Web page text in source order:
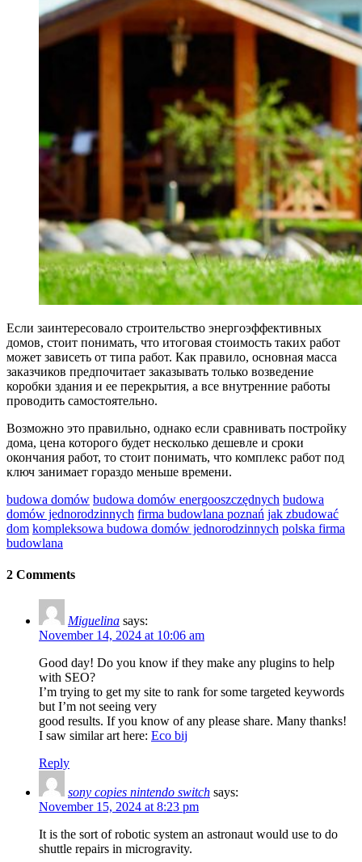
Если заинтересовало строительство энергоэффективных
домов, стоит понимать, что итоговая стоимость таких работ
может зависеть от типа работ. Как правило, основная масса
заказчиков предпочитает заказывать только возведение
коробки здания и ее перекрытия, а все внутренние работы
проводить самостоятельно.
Возможно это правильно, однако если сравнивать постройку
дома, цена которого будет несколько дешевле и сроки
окончания работ, то стоит понимать, что комплекс работ под
ключ занимает гораздо меньше времени.
budowa domów budowa domów energooszczędnych budowa
domów jednorodzinnych firma budowlana poznań jak zbudować
dom kompleksowa budowa domów jednorodzinnych polska firma
budowlana
2 Comments
Miguelina says:
November 14, 2024 at 10:06 am
Good day! Do you know if they make any plugins to help
with SEO?
I’m trying to get my site to rank for some targeted keywords
but I’m not seeing very
good results. If you know of any please share. Many thanks!
I saw similar art here: Eco bij
Reply
sony copies nintendo switch says:
November 15, 2024 at 8:23 pm
It is the sort of robotic system an astronaut would use to do
shuttle repairs in microgravity.